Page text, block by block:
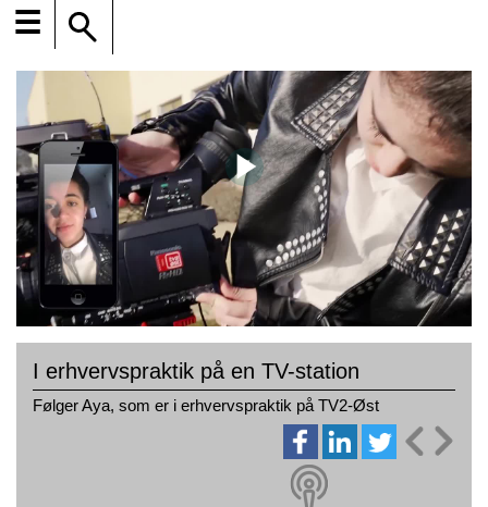
☰
I erhvervspraktik på en TV-station
Følger Aya, som er i erhvervspraktik på TV2-Øst